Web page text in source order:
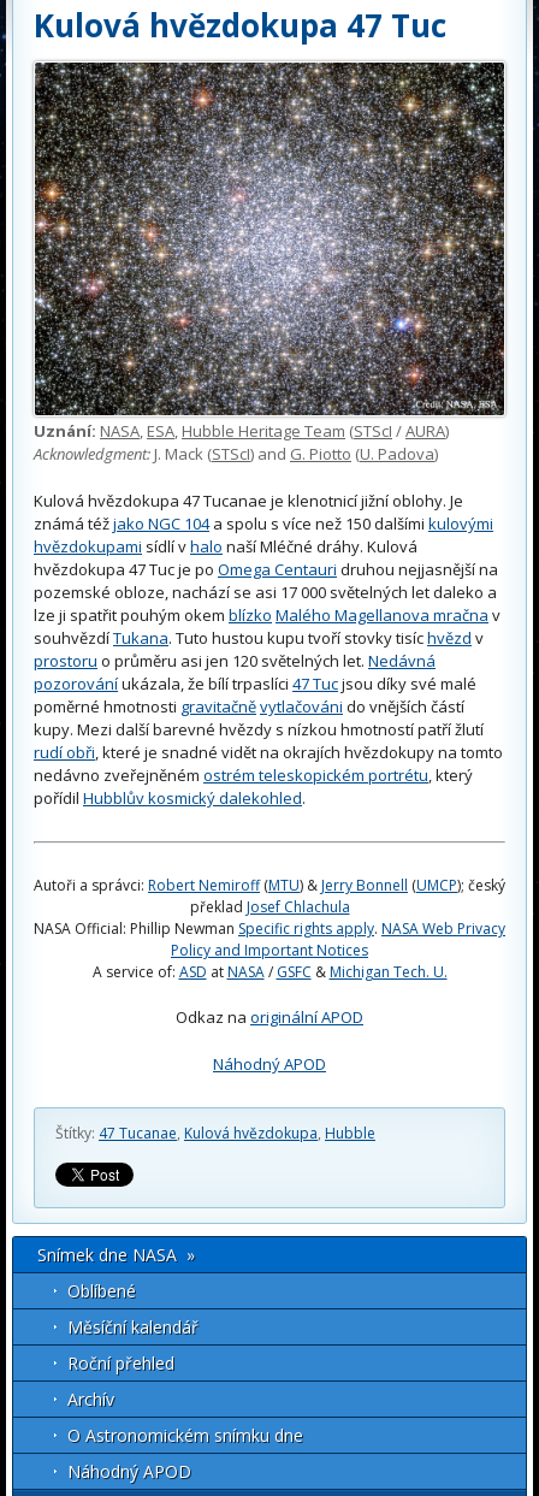
Kulová hvězdokupa 47 Tuc
Uznání: NASA, ESA, Hubble Heritage Team (STScI /AURA)
Acknowledgment: J. Mack (STScI) and G. Piotto (U. Padova)
Kulová hvězdokupa 47 Tucanae je klenotnicí jižní oblohy. Je
známá téžjako NGC 104a spolu s více než 150 dalšími kulovými
hvězdokupami sídlí vhalo naší Mléčné dráhy. Kulová
hvězdokupa 47 Tuc je po Omega Centauri druhou nejjasnější na
pozemské obloze, nachází se asi 17 000 světelných let daleko a
lze ji spatřit pouhým okem blízko Malého Magellanova mračna v
souhvězdíTukana. Tuto hustou kupu tvoří stovky tisíchvězd v
prostoru o průměru asi jen 120 světelných let. Nedávná
pozorováníukázala, že bílí trpaslíci 47 Tucjsou díky své malé
poměrné hmotnosti gravitačněvytlačováni do vnějších částí
kupy. Mezi další barevné hvězdy s nízkou hmotností patří žlutí
rudí obři, které je snadné vidět na okrajích hvězdokupy na tomto
nedávno zveřejněném ostrém teleskopickém portrétu, který
pořídil Hubblův kosmický dalekohled.
Autoři a správci: Robert Nemiroff(MTU) &Jerry Bonnell (UMCP); český
překlad Josef Chlachula
NASA Official: Phillip Newman Specific rights apply. NASA Web Privacy
Policy and Important Notices
A service of: ASD atNASA/ GSFC &Michigan Tech. U.
Odkaz na originální APOD
Náhodný APOD
Štítky: 47 Tucanae, Kulová hvězdokupa, Hubble
Snímek dne NASA »
Oblíbené
Měsíční kalendář
Roční přehled
Archív
O Astronomickém snímku dne
Náhodný APOD